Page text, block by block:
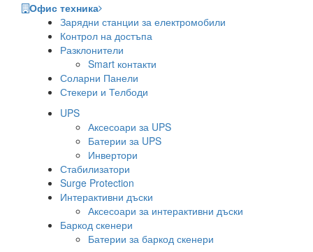
Офис техника
Зарядни станции за електромобили
Контрол на достъпа
Разклонители
Smart контакти
Соларни Панели
Стекери и Телбоди
UPS
Аксесоари за UPS
Батерии за UPS
Инвертори
Стабилизатори
Surge Protection
Интерактивни дъски
Аксесоари за интерактивни дъски
Баркод скенери
Батерии за баркод скенери